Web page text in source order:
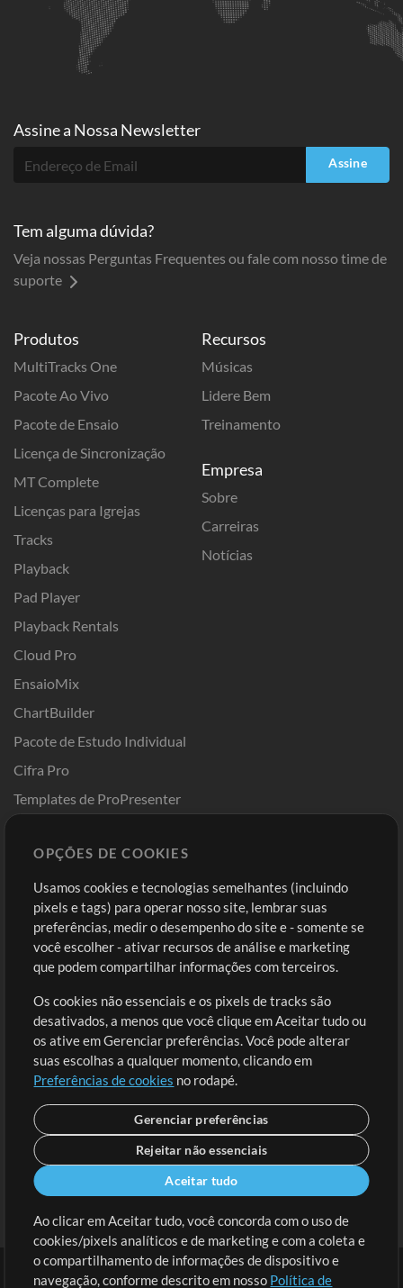
Produtos
MultiTracks One
Pacote Ao Vivo
Pacote de Ensaio
Licença de Sincronização
MT Complete
Licenças para Igrejas
Tracks
Playback
Pad Player
Playback Rentals
Cloud Pro
EnsaioMix
ChartBuilder
Pacote de Estudo Individual
Cifra Pro
Templates de ProPresenter
Recursos
Músicas
Lidere Bem
Treinamento
Empresa
Sobre
Carreiras
Notícias
Comprar Créditos
Conteúdo Grátis
Solicite uma Música
Extras
Sessões
Envie seu conteúdo
Playlist
MT Conference
Entre
Cadastre-se
Ir ao carrinho
Assine a Nossa Newsletter
Assine
Tem alguma dúvida?
Veja nossas Perguntas Frequentes ou fale com nosso time de
suporte
OPÇÕES DE COOKIES
Usamos cookies e tecnologias semelhantes (incluindo
pixels e tags) para operar nosso site, lembrar suas
preferências, medir o desempenho do site e - somente se
você escolher - ativar recursos de análise e marketing
que podem compartilhar informações com terceiros.
Os cookies não essenciais e os pixels de tracks são
desativados, a menos que você clique em Aceitar tudo ou
os ative em Gerenciar preferências. Você pode alterar
suas escolhas a qualquer momento, clicando em
Preferências de cookies no rodapé.
Gerenciar preferências
Rejeitar não essenciais
Aceitar tudo
Ao clicar em Aceitar tudo, você concorda com o uso de
cookies/pixels analíticos e de marketing e com a coleta e
o compartilhamento de informações de dispositivo e
navegação, conforme descrito em nosso Política de